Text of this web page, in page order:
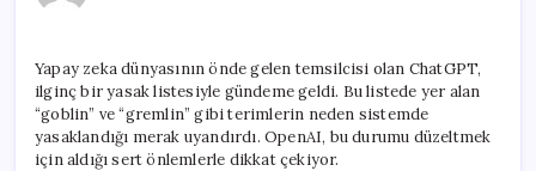
Gremlinlerin
Neden
Engellendiği
Ortaya
Yapay zeka dünyasının önde gelen temsilcisi olan ChatGPT,
ilginç bir yasak listesiyle gündeme geldi. Bu listede yer alan
“goblin” ve “gremlin” gibi terimlerin neden sistemde
yasaklandığı merak uyandırdı. OpenAI, bu durumu düzeltmek
için aldığı sert önlemlerle dikkat çekiyor.